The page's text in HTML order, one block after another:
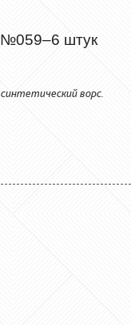
№059–6 штук
ворс.